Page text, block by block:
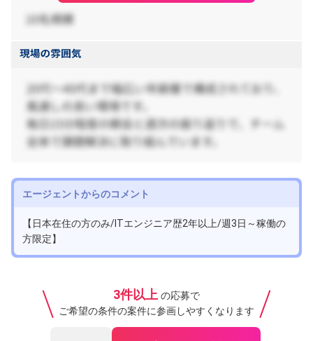
エージェントからのコメント
【日本在住の方のみ/ITエンジニア歴2年以上/週3日～稼働の
方限定】
3件以上 の応募で
ご希望の条件の案件に参画しやすくなります